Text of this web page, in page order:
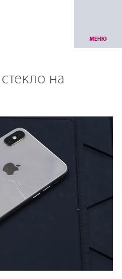
МЕНЮ
на